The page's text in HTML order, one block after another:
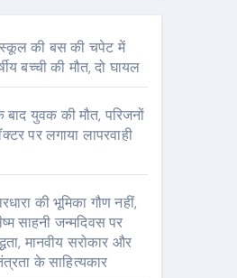
की बस की चपेट में
बच्ची की मौत, दो घायल
युवक की मौत, परिजनों
पर लगाया लापरवाही
की भूमिका गौण नहीं,
साहनी जन्मदिवस पर
मानवीय सरोकार और
के साहित्यकार